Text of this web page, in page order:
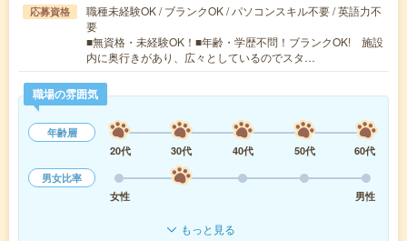
応募資格
職種未経験OK / ブランクOK / パソコンスキル不要 / 英語力不
要
■無資格・未経験OK！■年齢・学歴不問！ブランクOK! 施設
内に奥行きがあり、広々としているのでスタ…
職場の雰囲気
年齢層
20代
30代 40代 50代
60代
男女比率
女性
男性
もっと見る